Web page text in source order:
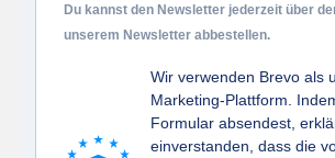
Du kannst den Newsletter jederzeit über
unserem Newsletter abbestellen.
Wir verwenden Brevo als
Marketing-Plattform.
Formular absendest,
einverstanden, dass die